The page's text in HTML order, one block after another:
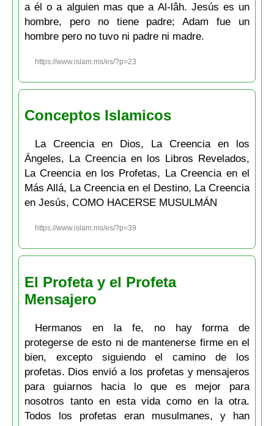
a él o a alguien mas que a Al-lâh. Jesús es un
hombre, pero no tiene padre; Adam fue un
hombre pero no tuvo ni padre ni madre.
https://www.islam.ms/es/?p=23
Conceptos Islamicos
La Creencia en Dios, La Creencia en los
Ángeles, La Creencia en los Libros Revelados,
La Creencia en los Profetas, La Creencia en el
Más Allá, La Creencia en el Destino, La Creencia
en Jesús, COMO HACERSE MUSULMÁN
https://www.islam.ms/es/?p=39
El Profeta y el Profeta
Mensajero
Hermanos en la fe, no hay forma de
protegerse de esto ni de mantenerse firme en el
bien, excepto siguiendo el camino de los
profetas. Dios envió a los profetas y mensajeros
para guiarnos hacia lo que es mejor para
nosotros tanto en esta vida como en la otra.
Todos los profetas eran musulmanes, y han